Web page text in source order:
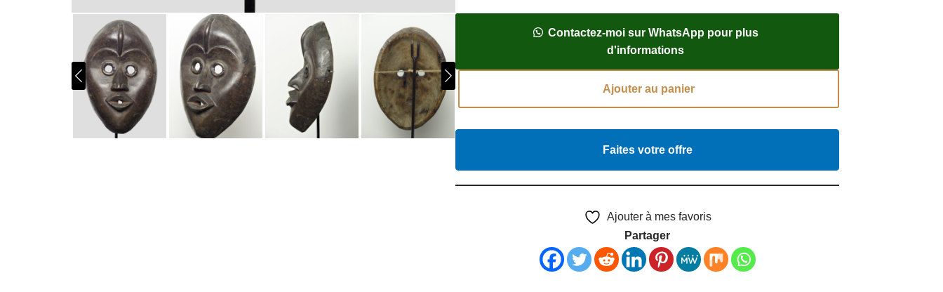
Contactez-moi sur WhatsApp pour plus
d'informations
Ajouter au panier
Faites votre offre
Ajouter à mes favoris
Partager